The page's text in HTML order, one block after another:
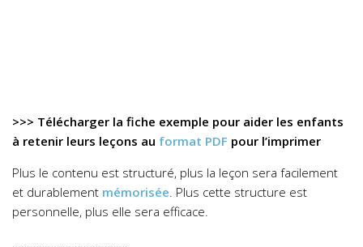
>>> Télécharger la fiche exemple pour aider les enfants
à retenir leurs leçons au format PDF pour l’imprimer
Plus le contenu est structuré, plus la leçon sera facilement
et durablement mémorisée . Plus cette structure est
personnelle, plus elle sera efficace.